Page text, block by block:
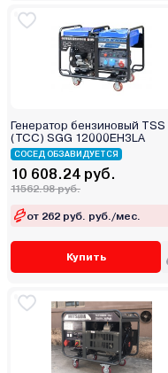
Генератор бензиновый TSS
(TCC) SGG 12000EH3LA
СОСЕД ОБЗАВИДУЕТСЯ
10 608.24 руб.
11562.98 руб.
от 262 руб. руб./мес.
Купить